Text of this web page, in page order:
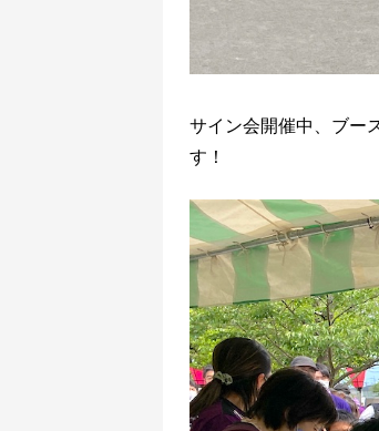
サイン会開催中、ブー
す！